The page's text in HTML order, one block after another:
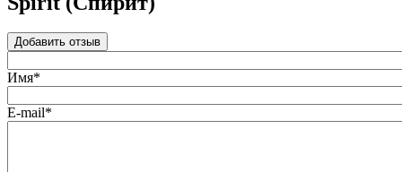
Добавить отзыв
Имя*
E-mail*